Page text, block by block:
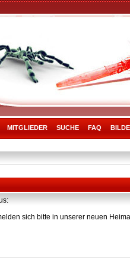
MITGLIEDER SUCHE FAQ
sich bitte in unserer neuen